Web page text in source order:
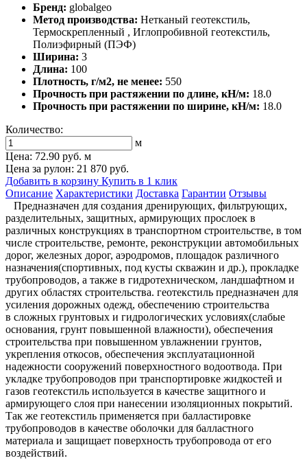
Бренд: globalgeo
Метод производства: Нетканый геотекстиль,
Термоскрепленный , Иглопробивной геотекстиль,
Полиэфирный (ПЭФ)
Ширина: 3
Длина: 100
Плотность, г/м2, не менее: 550
Прочность при растяжении по длине, кН/м: 18.0
Прочность при растяжении по ширине, кН/м: 18.0
Количество:
м
Цена: 72.90 руб. м
Цена за рулон: 21 870 руб.
Добавить в корзину Купить в 1 клик
Описание Характеристики Доставка Гарантии Отзывы
Предназначен для создания дренирующих, фильтрующих,
разделительных, защитных, армирующих прослоек в
различных конструкциях в транспортном строительстве, в том
числе строительстве, ремонте, реконструкции автомобильных
дорог, железных дорог, аэродромов, площадок различного
назначения(спортивных, под кусты скважин и др.), прокладке
трубопроводов, а также в гидротехническом, ландшафтном и
других областях строительства. геотекстиль предназначен для
усиления дорожных одежд, обеспечению строительства
в сложных грунтовых и гидрологических условиях(слабые
основания, грунт повышенной влажности), обеспечения
строительства при повышенном увлажнении грунтов,
укрепления откосов, обеспечения эксплуатационной
надежности сооружений поверхностного водоотвода. При
укладке трубопроводов при транспортировке жидкостей и
газов геотекстиль используется в качестве защитного и
армирующего слоя при нанесении изоляционных покрытий.
Так же геотекстиль применяется при балластировке
трубопроводов в качестве оболочки для балластного
материала и защищает поверхность трубопровода от его
воздействий.